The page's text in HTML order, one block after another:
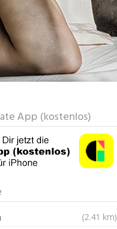
App (kostenlos)
(2.41 km)